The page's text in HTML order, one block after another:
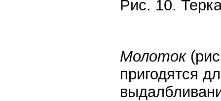
Рис. 10.
Молоток
пригодятся